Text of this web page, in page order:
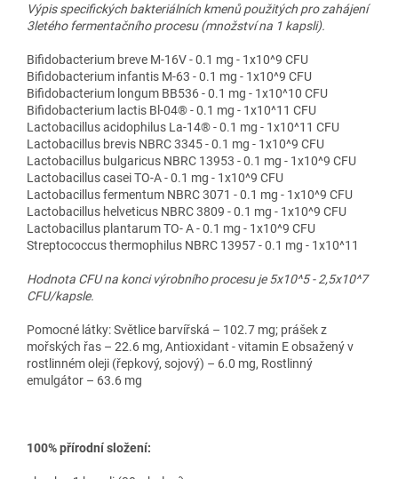
Výpis specifických bakteriálních kmenů použitých pro zahájení
3letého fermentačního procesu (množství na 1 kapsli).
Bifidobacterium breve M-16V - 0.1 mg - 1x10^9 CFU
Bifidobacterium infantis M-63 - 0.1 mg - 1x10^9 CFU
Bifidobacterium longum BB536 - 0.1 mg - 1x10^10 CFU
Bifidobacterium lactis Bl-04® - 0.1 mg - 1x10^11 CFU
Lactobacillus acidophilus La-14® - 0.1 mg - 1x10^11 CFU
Lactobacillus brevis NBRC 3345 - 0.1 mg - 1x10^9 CFU
Lactobacillus bulgaricus NBRC 13953 - 0.1 mg - 1x10^9 CFU
Lactobacillus casei TO-A - 0.1 mg - 1x10^9 CFU
Lactobacillus fermentum NBRC 3071 - 0.1 mg - 1x10^9 CFU
Lactobacillus helveticus NBRC 3809 - 0.1 mg - 1x10^9 CFU
Lactobacillus plantarum TO- A - 0.1 mg - 1x10^9 CFU
Streptococcus thermophilus NBRC 13957 - 0.1 mg - 1x10^11
Hodnota CFU na konci výrobního procesu je 5x10^5 - 2,5x10^7
CFU/kapsle.
Pomocné látky: Světlice barvířská – 102.7 mg; prášek z
mořských řas – 22.6 mg, Antioxidant - vitamin E obsažený v
rostlinném oleji (řepkový, sojový) – 6.0 mg, Rostlinný
emulgátor – 63.6 mg
100% přírodní složení: